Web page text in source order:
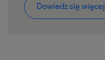
Dowiedz się więcej